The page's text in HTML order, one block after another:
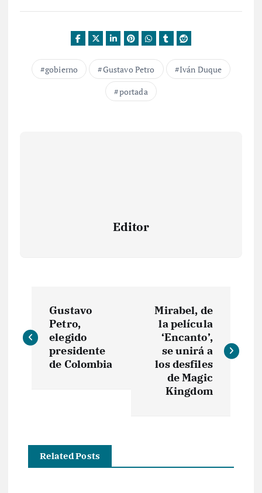
gobierno Gustavo Petro
Iván Duque
portada
Editor
a
a
c
Gustavo
Petro,
elegido
presidente
de Colombia
Mirabel, de
la película
‘Encanto’,
se unirá a
los desfiles
de Magic
Kingdom
Related Posts